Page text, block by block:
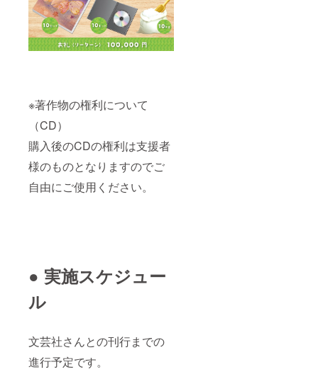
※著作物の権利について
（CD）
購入後のCDの権利は支援者
様のものとなりますのでご
自由にご使用ください。
● 実施スケジュー
ル
文芸社さんとの刊行までの
進行予定です。